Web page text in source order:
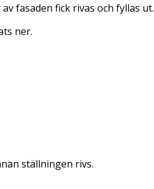
fasaden fick rivas och fyllas ut.
ner.
ställningen rivs.